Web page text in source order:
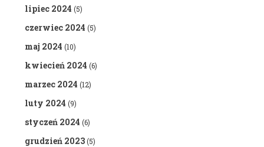
lipiec 2024 (5)
czerwiec 2024 (5)
maj 2024 (10)
kwiecień 2024 (6)
marzec 2024 (12)
luty 2024 (9)
styczeń 2024 (6)
grudzień 2023(5)